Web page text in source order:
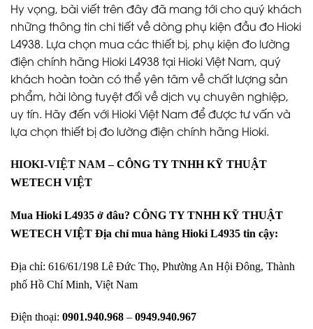
Hy vọng, bài viết trên đây đã mang tới cho quý khách
những thông tin chi tiết về dòng phụ kiện đầu đo Hioki
L4938. Lựa chọn mua các thiết bị, phụ kiện đo lường
điện chính hãng Hioki L4938 tại Hioki Việt Nam, quý
khách hoàn toàn có thể yên tâm về chất lượng sản
phẩm, hài lòng tuyệt đối về dịch vụ chuyên nghiệp,
uy tín. Hãy đến với Hioki Việt Nam để được tư vấn và
lựa chọn thiết bị đo lường điện chính hãng Hioki.
HIOKI-VIỆT NAM –CÔNG TY TNHH KỸ THUẬT
WETECH VIỆT
Mua Hioki L4935 ở đâu? CÔNG TY TNHH KỸ THUẬT
WETECH VIỆT Địa chỉ mua hàng Hioki L4935 tin cậy:
Địa chỉ: 616/61/198 Lê Đức Thọ, Phường An Hội Đông, Thành
phố Hồ Chí Minh, Việt Nam
Điện thoại: 0901.940.968 – 0949.940.967